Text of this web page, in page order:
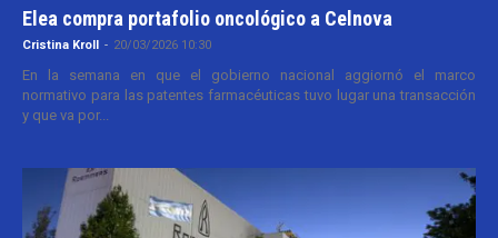
Elea compra portafolio oncológico a Celnova
Cristina Kroll - 20/03/2026 10:30
En la semana en que el gobierno nacional aggiornó el marco
normativo para las patentes farmacéuticas tuvo lugar una transacción
y que va por...